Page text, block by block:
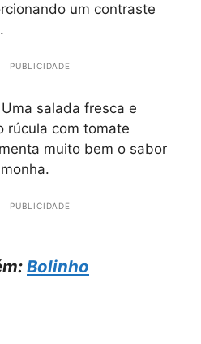
um contraste
PUBLICIDADE
Uma salada fresca e
rúcula com tomate
muito bem o sabor
PUBLICIDADE
Bolinho